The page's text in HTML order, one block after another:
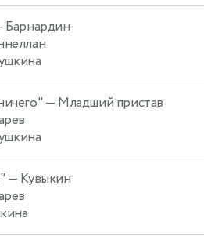
Барнардин
— Младший пристав
— Кувыкин